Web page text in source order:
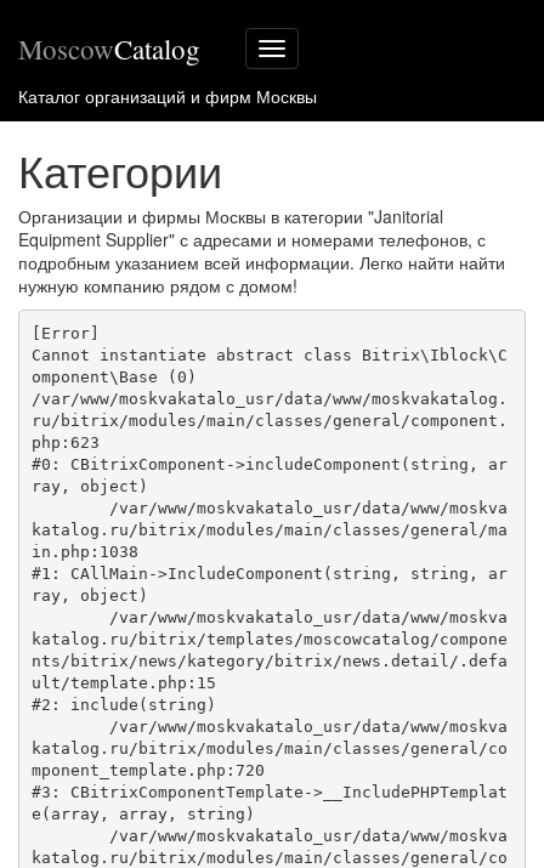
Меню
сайта
MoscowCatalog
Каталог организаций и фирм Москвы
Категории
Организации и фирмы Москвы в категории "Janitorial
Equipment Supplier" с адресами и номерами телефонов, с
подробным указанием всей информации. Легко найти найти
нужную компанию рядом с домом!
[Error]
Cannot instantiate abstract class Bitrix\Iblock\C
omponent\Base (0)
/var/www/moskvakatalo_usr/data/www/moskvakatalog.
ru/bitrix/modules/main/classes/general/component.
php:623
#0: CBitrixComponent->includeComponent(string, ar
ray, object)
katalog.ru/bitrix/modules/main/classes/general/ma
in.php:1038
#1: CAllMain->IncludeComponent(string, string, ar
ray, object)
katalog.ru/bitrix/templates/moscowcatalog/compone
nts/bitrix/news/kategory/bitrix/news.detail/.defa
ult/template.php:15
#2: include(string)
katalog.ru/bitrix/modules/main/classes/general/co
mponent_template.php:720
#3: CBitrixComponentTemplate->__IncludePHPTemplat
e(array, array, string)
katalog.ru/bitrix/modules/main/classes/general/co